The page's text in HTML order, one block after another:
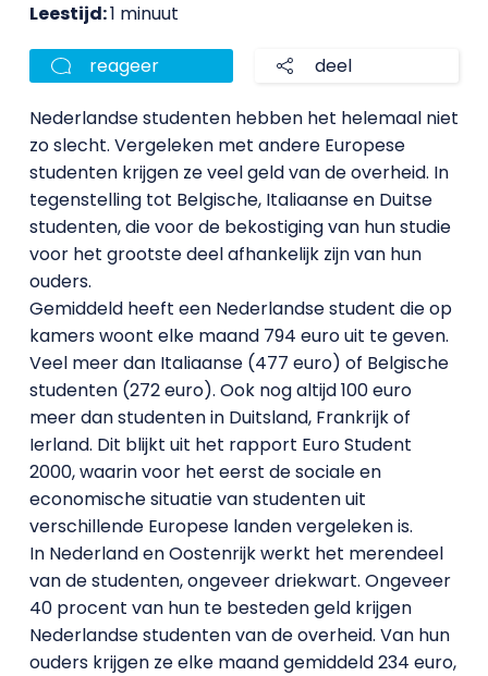
Leestijd:1 minuut
reageer deel
Nederlandse studenten hebben het helemaal niet
zo slecht. Vergeleken met andere Europese
studenten krijgen ze veel geld van de overheid. In
tegenstelling tot Belgische, Italiaanse en Duitse
studenten, die voor de bekostiging van hun studie
voor het grootste deel afhankelijk zijn van hun
ouders.
Gemiddeld heeft een Nederlandse student die op
kamers woont elke maand 794 euro uit te geven.
Veel meer dan Italiaanse (477 euro) of Belgische
studenten (272 euro). Ook nog altijd 100 euro
meer dan studenten in Duitsland, Frankrijk of
Ierland. Dit blijkt uit het rapport Euro Student
2000, waarin voor het eerst de sociale en
economische situatie van studenten uit
verschillende Europese landen vergeleken is.
In Nederland en Oostenrijk werkt het merendeel
van de studenten, ongeveer driekwart. Ongeveer
40 procent van hun te besteden geld krijgen
Nederlandse studenten van de overheid. Van hun
ouders krijgen ze elke maand gemiddeld 234 euro,